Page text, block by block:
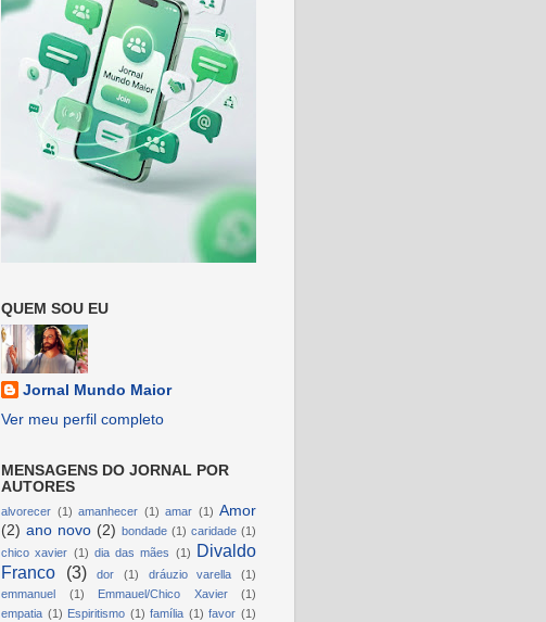
QUEM SOU EU
Jornal Mundo Maior
Ver meu perfil completo
MENSAGENS DO JORNAL POR
AUTORES
alvorecer (1) amanhecer (1) amar (1) Amor
(2) ano novo (2) bondade (1) caridade (1)
chico xavier (1) dia das mães (1) Divaldo
Franco
(3) dor (1) dráuzio varella
(1)
emmanuel
(1) Emmauel/Chico Xavier
(1)
empatia (1) Espiritismo (1) família (1) favor (1)